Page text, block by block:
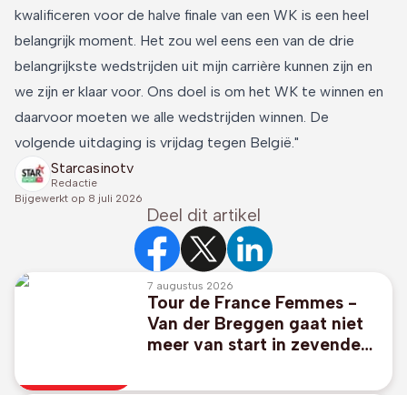
kwalificeren voor de halve finale van een WK is een heel
belangrijk moment. Het zou wel eens een van de drie
belangrijkste wedstrijden uit mijn carrière kunnen zijn en
we zijn er klaar voor. Ons doel is om het WK te winnen en
daarvoor moeten we alle wedstrijden winnen. De
volgende uitdaging is vrijdag tegen België."
Starcasinotv
Redactie
Bijgewerkt op 8 juli 2026
Deel dit artikel
7 augustus 2026
Tour de France Femmes -
Van der Breggen gaat niet
meer van start in zevende